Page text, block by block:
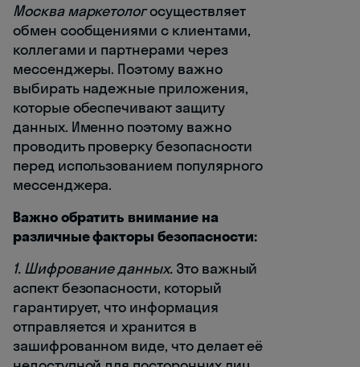
Москва маркетологосуществляет
обмен сообщениями с клиентами,
коллегами и партнерами через
мессенджеры. Поэтому важно
выбирать надежные приложения,
которые обеспечивают защиту
данных. Именно поэтому важно
проводить проверку безопасности
перед использованием популярного
мессенджера.
Важно обратить внимание на
различные факторы безопасности:
1. Шифрование данных.Это важный
аспект безопасности, который
гарантирует, что информация
отправляется и хранится в
зашифрованном виде, что делает её